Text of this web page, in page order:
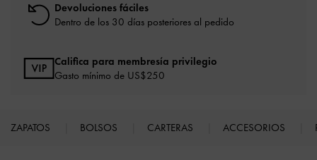
Devoluciones fáciles
Dentro de los 30 días posteriores al pedido
Califica para membresía privilegio
Gasto mínimo de US$250
ZAPATOS BOLSOS CARTERAS ACCESORIOS